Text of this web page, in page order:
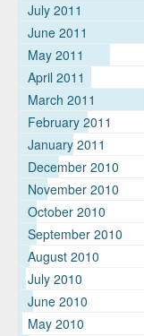
July 2011
June 2011
May 2011
April 2011
March 2011
February 2011
January 2011
December 2010
November 2010
October 2010
September 2010
August 2010
July 2010
June 2010
May 2010